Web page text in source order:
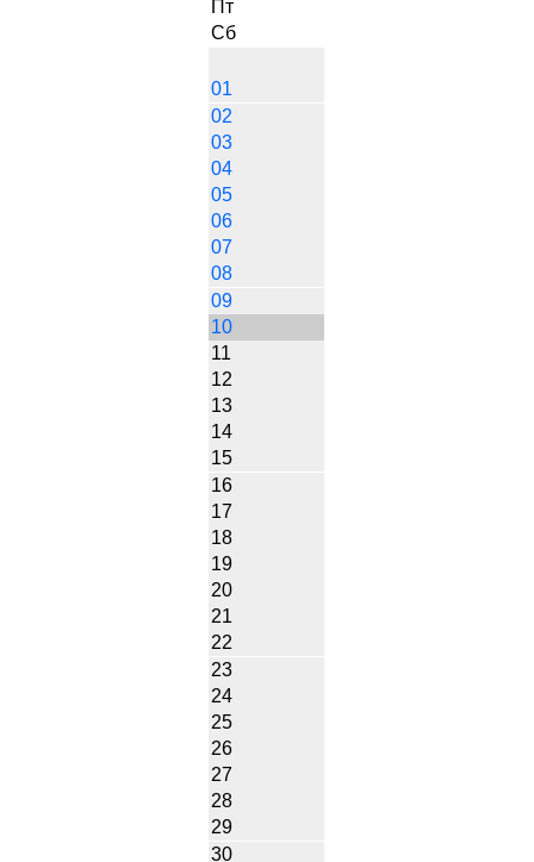
Пт
Сб
01
02
03
04
05
06
07
08
09
10
11
12
13
14
15
16
17
18
19
20
21
22
23
24
25
26
27
28
29
30